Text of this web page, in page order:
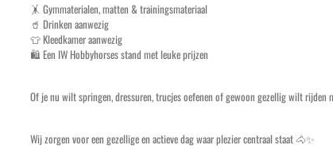
🤸 Gymmaterialen, matten & trainingsmateriaal
🥤 Drinken aanwezig
👕 Kleedkamer aanwezig
🛍️ Een IW Hobbyhorses stand met leuke prijzen
Of je nu wilt springen, dressuren, trucjes oefenen of gewoon gezellig wilt
Wij zorgen voor een gezellige en actieve dag waar plezier centraal staat 🐴✨